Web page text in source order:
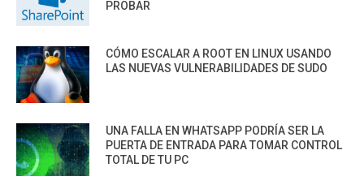
PROBAR
CÓMO ESCALAR A ROOT EN LINUX USANDO
LAS NUEVAS VULNERABILIDADES DE SUDO
UNA FALLA EN WHATSAPP PODRÍA SER LA
PUERTA DE ENTRADA PARA TOMAR CONTROL
TOTAL DE TU PC